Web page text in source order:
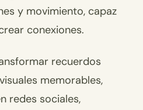
y movimiento, capaz
conexiones.
recuerdos
memorables,
redes sociales,